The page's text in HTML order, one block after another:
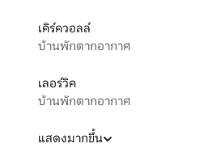
เคิร์ควอลล์
บ้านพักตากอากาศ
เลอร์วิค
บ้านพักตากอากาศ
แสดงมากขึ้น